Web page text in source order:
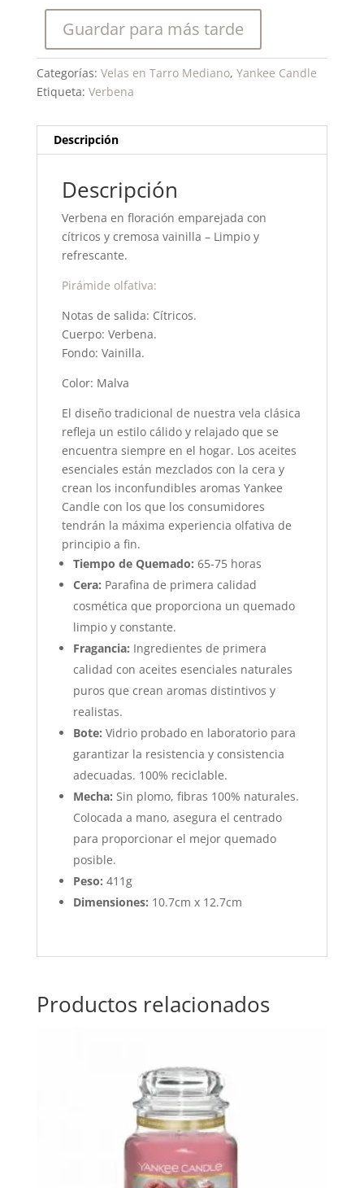
Guardar para más tarde
Categorías: Velas en Tarro Mediano, Yankee Candle
Etiqueta: Verbena
Descripción
Descripción
Verbena en floración emparejada con
cítricos y cremosa vainilla – Limpio y
refrescante.
Pirámide olfativa:
Notas de salida: Cítricos.
Cuerpo: Verbena.
Fondo: Vainilla.
Color: Malva
El diseño tradicional de nuestra vela clásica
refleja un estilo cálido y relajado que se
encuentra siempre en el hogar. Los aceites
esenciales están mezclados con la cera y
crean los inconfundibles aromas Yankee
Candle con los que los consumidores
tendrán la máxima experiencia olfativa de
principio a fin.
Tiempo de Quemado: 65-75 horas
Cera: Parafina de primera calidad
cosmética que proporciona un quemado
limpio y constante.
Fragancia: Ingredientes de primera
calidad con aceites esenciales naturales
puros que crean aromas distintivos y
realistas.
Bote: Vidrio probado en laboratorio para
garantizar la resistencia y consistencia
adecuadas. 100% reciclable.
Mecha: Sin plomo, fibras 100% naturales.
Colocada a mano, asegura el centrado
para proporcionar el mejor quemado
posible.
Peso: 411g
Dimensiones: 10.7cm x 12.7cm
Productos relacionados